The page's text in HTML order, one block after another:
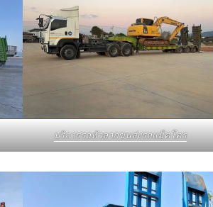
บริการรถหัวลากขนส่งรถแม็คโคร